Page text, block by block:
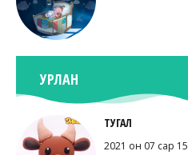
УРЛАН
ТУГАЛ
2021 он 07 сар 15